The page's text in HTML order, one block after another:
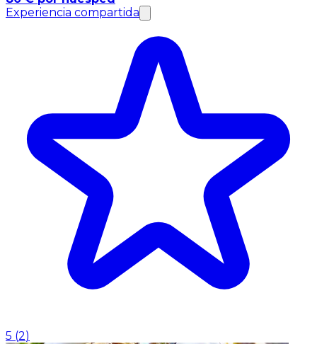
Experiencia compartida
5 (2)